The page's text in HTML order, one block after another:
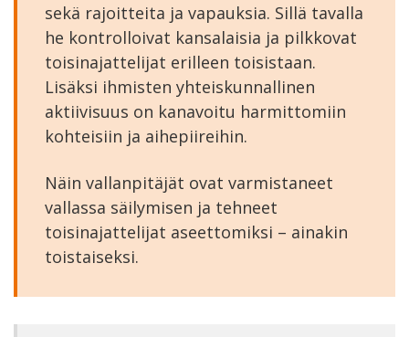
sekä rajoitteita ja vapauksia. Sillä tavalla
he kontrolloivat kansalaisia ja pilkkovat
toisinajattelijat erilleen toisistaan.
Lisäksi ihmisten yhteiskunnallinen
aktiivisuus on kanavoitu harmittomiin
kohteisiin ja aihepiireihin.
Näin vallanpitäjät ovat varmistaneet
vallassa säilymisen ja tehneet
toisinajattelijat aseettomiksi – ainakin
toistaiseksi.